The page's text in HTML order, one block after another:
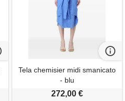
Tela chemisier midi smanicato
- blu
272,00 €